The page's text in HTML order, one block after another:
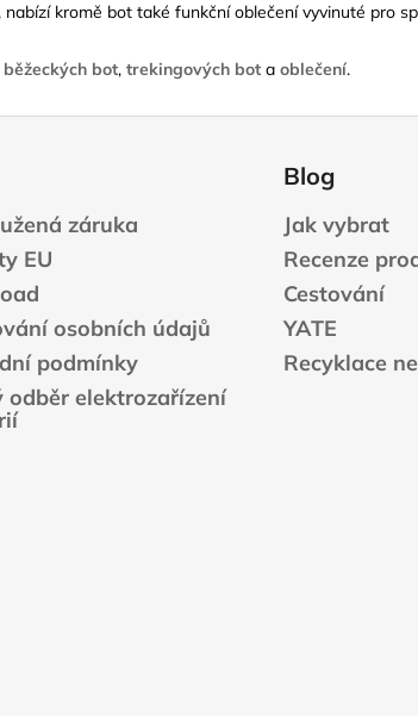
nabízí kromě bot také funkční oblečení vyvinuté pro
běžeckých bot, trekingových bot a oblečení.
záruka
EU
osobních údajů
podmínky
odběr elektrozařízení
Blog
Jak vybrat
Recenze
Cestování
YATE
Recyklace